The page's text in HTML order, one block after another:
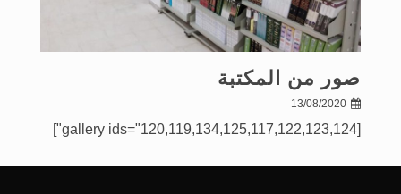
صور من المكتبة
13/08/2020
[gallery ids="120,119,134,125,117,122,123,124"]